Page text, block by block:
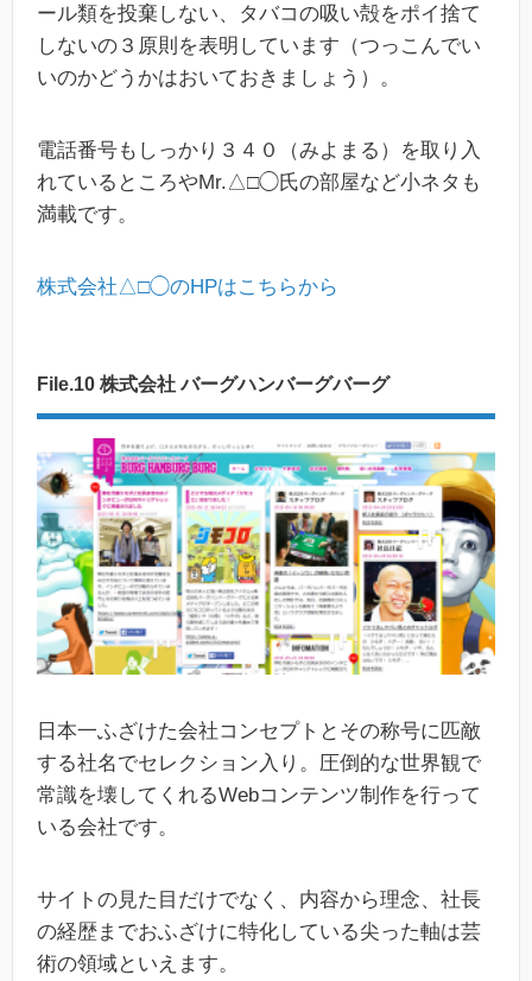
ール類を投棄しない、タバコの吸い殻をポイ捨て
しないの３原則を表明しています（つっこんでい
いのかどうかはおいておきましょう）。
電話番号もしっかり３４０（みよまる）を取り入
れているところやMr.△□◯氏の部屋など小ネタも
満載です。
株式会社△□◯のHPはこちらから
File.10 株式会社 バーグハンバーグバーグ
日本一ふざけた会社コンセプトとその称号に匹敵
する社名でセレクション入り。圧倒的な世界観で
常識を壊してくれるWebコンテンツ制作を行って
いる会社です。
サイトの見た目だけでなく、内容から理念、社長
の経歴までおふざけに特化している尖った軸は芸
術の領域といえます。